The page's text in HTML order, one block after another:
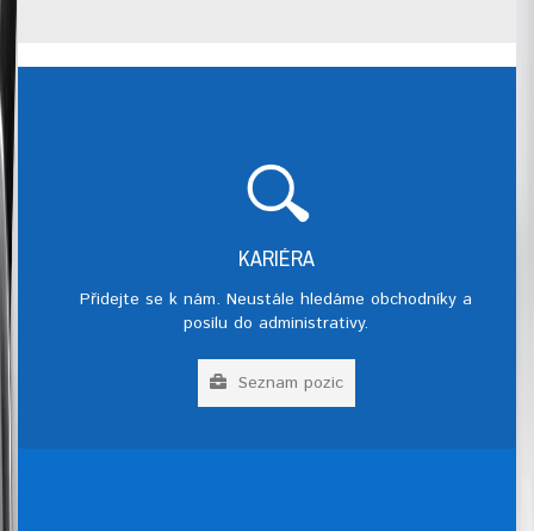
KARIÉRA
Přidejte se k nám. Neustále hledáme obchodníky a
posilu do administrativy.
Seznam pozic